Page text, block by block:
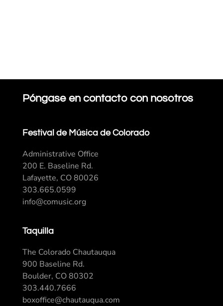
Póngase en contacto con nosotros
Festival de Música de Colorado
Administrative Office
200 E. Baseline Rd.
Lafayette, CO 80026
303.665.0599
info@comusic.org
Taquilla
The Colorado Chautauqua
900 Baseline Rd.
Boulder, CO 80302
303.440.7666
boxoffice@chautauqua.com